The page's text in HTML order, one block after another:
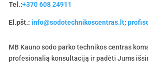
Tel.:+370 608 24911
El.pšt.:info@sodotechnikoscentras.lt;
MB Kauno sodo parko technikos centras
profesionalią konsultaciją ir padėti Jums